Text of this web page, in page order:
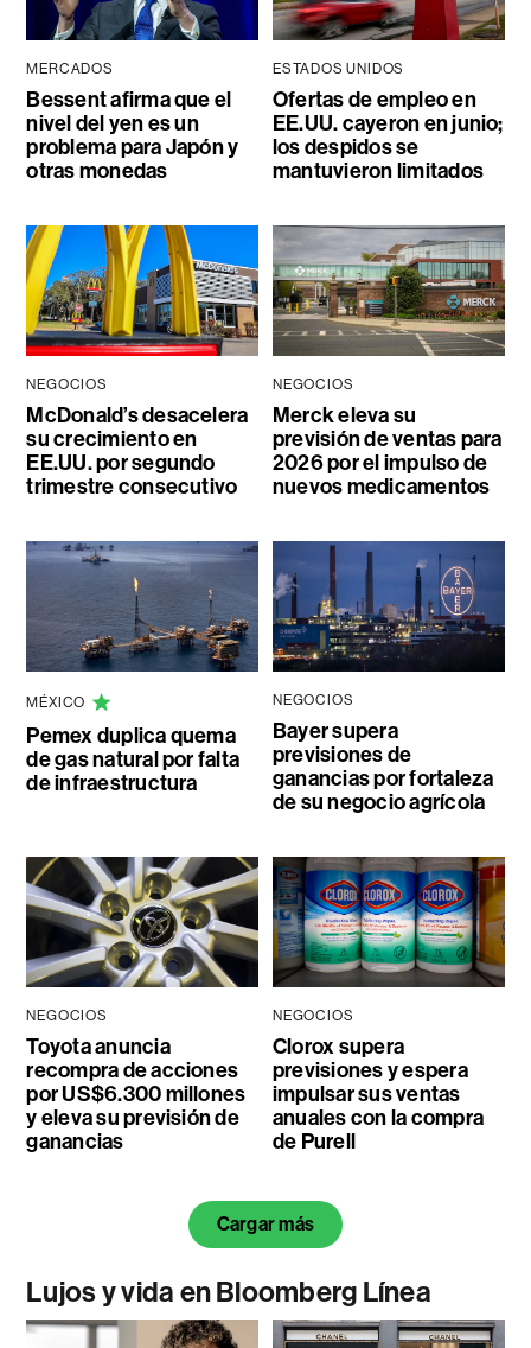
MERCADOS
Bessent afirma que el
nivel del yen es un
problema para Japón y
otras monedas
ESTADOS UNIDOS
Ofertas de empleo en
EE.UU. cayeron en junio;
los despidos se
mantuvieron limitados
NEGOCIOS
McDonald’s desacelera
su crecimiento en
EE.UU. por segundo
trimestre consecutivo
NEGOCIOS
Merck eleva su
previsión de ventas para
2026 por el impulso de
nuevos medicamentos
MÉXICO
Pemex duplica quema
de gas natural por falta
de infraestructura
NEGOCIOS
Bayer supera
previsiones de
ganancias por fortaleza
de su negocio agrícola
NEGOCIOS
Toyota anuncia
recompra de acciones
por US$6.300 millones
y eleva su previsión de
ganancias
NEGOCIOS
Clorox supera
previsiones y espera
impulsar sus ventas
anuales con la compra
de Purell
Cargar más
Lujos y vida en Bloomberg Línea